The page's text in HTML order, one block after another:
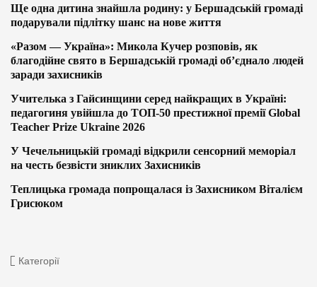
Ще одна дитина знайшла родину: у Бершадській громаді
подарували підлітку шанс на нове життя
«Разом — Україна»: Микола Кучер розповів, як
благодійне свято в Бершадській громаді об’єднало людей
заради захисників
Учителька з Гайсинщини серед найкращих в Україні:
педагогиня увійшла до ТОП-50 престижної премії Global
Teacher Prize Ukraine 2026
У Чечельницькій громаді відкрили сенсорний меморіал
на честь безвісти зниклих Захисників
Теплицька громада попрощалася із Захисником Віталієм
Грисюком
Категорії